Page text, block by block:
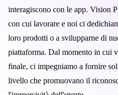
interagiscono con le app. Vision
con cui lavorare e noi ci
loro prodotti o a svilupparne di
piattaforma. Dal momento in cui
finale, ci impegniamo a fornire
livello che promuovano il